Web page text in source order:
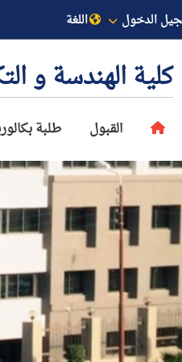
الدخول اللغة
البحري
كلية الهندسة و
القبول طلبة